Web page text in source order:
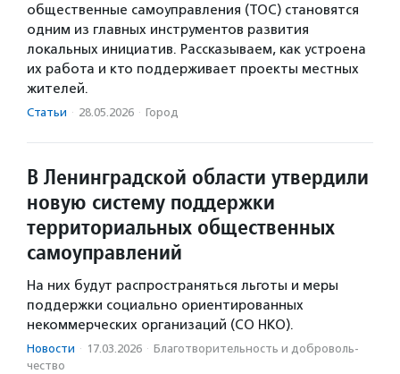
общественные самоуправления (ТОС) становятся
одним из главных инструментов развития
локальных инициатив. Рассказываем, как устроена
их работа и кто поддерживает проекты местных
жителей.
Статьи · 28.05.2026 · Город
В Ленинградской области утвердили
новую систему поддержки
территориальных общественных
самоуправлений
На них будут распространяться льготы и меры
поддержки социально ориентированных
некоммерческих организаций (СО НКО).
Новости · 17.03.2026 · Благотвори­тель­ность и доброволь­
чест­во